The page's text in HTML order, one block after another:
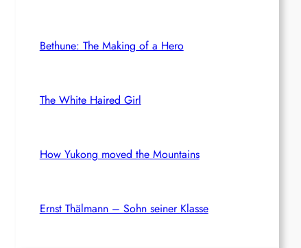
Bethune: The Making of a Hero
The White Haired Girl
How Yukong moved the Mountains
Ernst Thälmann – Sohn seiner Klasse